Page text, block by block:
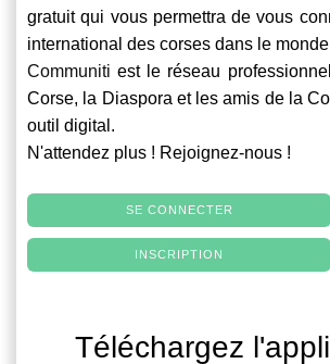
gratuit qui vous permettra de vous
international des corses dans le
Communiti est le réseau
Corse, la Diaspora et les amis de la
outil digital.
N'attendez plus ! Rejoignez-nous !
SE CONNECTER
INSCRIPTION
Téléchargez